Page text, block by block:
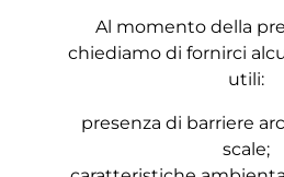
Al momento della
chiediamo di fornirci
utili:
presenza di barriere
scale;